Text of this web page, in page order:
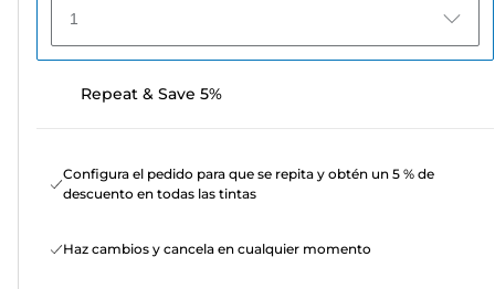
1
Repeat & Save 5%
Configura el pedido para que se repita y obtén un 5 % de
descuento en todas las tintas
Haz cambios y cancela en cualquier momento